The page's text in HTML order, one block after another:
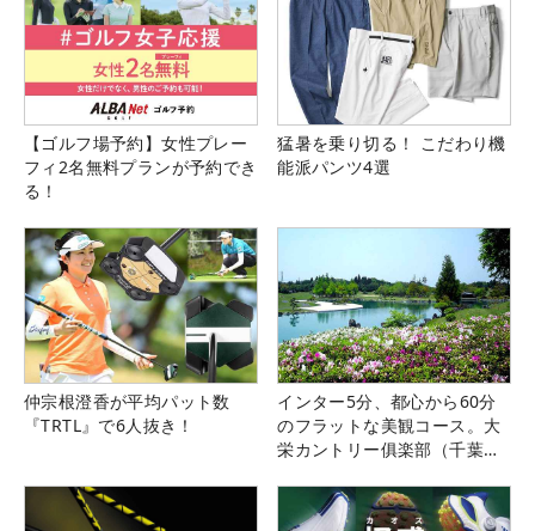
【ゴルフ場予約】女性プレー
フィ2名無料プランが予約でき
る！
猛暑を乗り切る！ こだわり機
能派パンツ4選
仲宗根澄香が平均パット数
『TRTL』で6人抜き！
インター5分、都心から60分
のフラットな美観コース。大
栄カントリー俱楽部（千葉